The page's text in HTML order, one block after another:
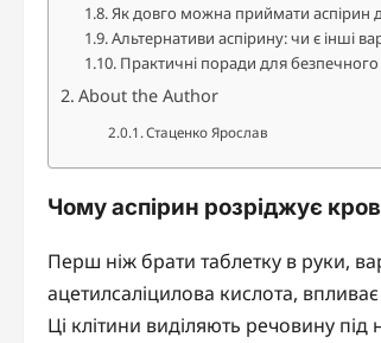
Як довго можна приймати аспірин
Альтернативи аспірину: чи є інші
Практичні поради для
About the Author
Стаценко Ярослав
Чому аспірин розріджує
Перш ніж брати таблетку в руки,
ацетилсаліцилова кислота,
Ці клітини виділяють речовину